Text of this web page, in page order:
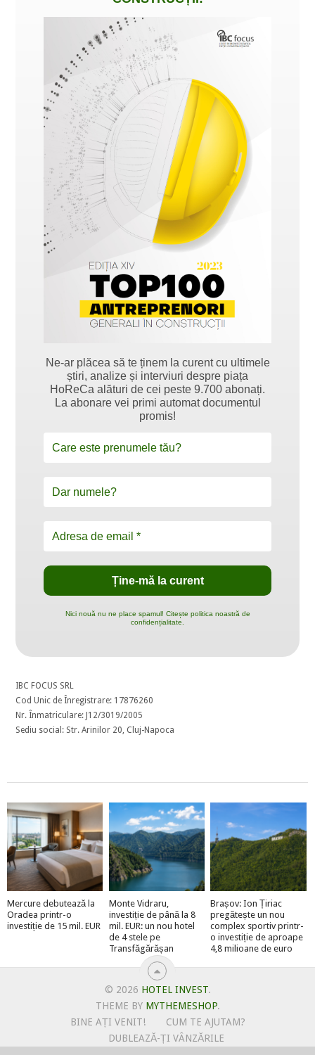
Ne-ar plăcea să te ținem la curent cu ultimele
știri, analize și interviuri despre piața
HoReCa alături de cei peste 9.700 abonați.
La abonare vei primi automat documentul
promis!
Nici nouă nu ne place spamul! Citește politica noastră de
confidențialitate.
IBC FOCUS SRL
Cod Unic de Înregistrare: 17876260
Nr. Înmatriculare: J12/3019/2005
Sediu social: Str. Arinilor 20, Cluj-Napoca
Mercure debutează la
Oradea printr-o
investiție de 15 mil. EUR
Monte Vidraru,
investiție de până la 8
mil. EUR: un nou hotel
de 4 stele pe
Transfăgărășan
Brașov: Ion Țiriac
pregătește un nou
complex sportiv printr-
o investiție de aproape
4,8 milioane de euro
© 2026 HOTEL INVEST.
THEME BY MYTHEMESHOP.
BINE AȚI VENIT!
CUM TE AJUTAM?
DUBLEAZĂ-ȚI VÂNZĂRILE